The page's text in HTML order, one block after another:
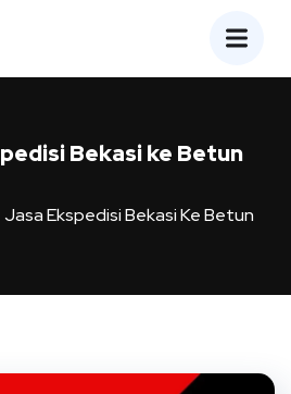
Bekasi ke Betun
Jasa Ekspedisi Bekasi Ke Betun